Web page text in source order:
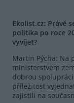
Ekolist.cz: Právě
politika po roce
vyvíjet?
Martin Pýcha: Na
ministerstvem
dobrou
příležitost
zajistili na